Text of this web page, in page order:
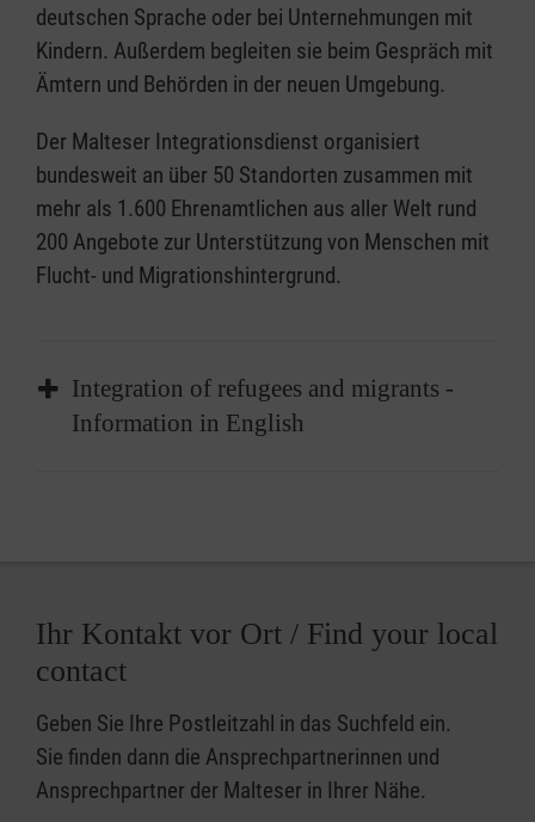
deutschen Sprache oder bei Unternehmungen mit
Kindern. Außerdem begleiten sie beim Gespräch mit
Ämtern und Behörden in der neuen Umgebung.
Der Malteser Integrationsdienst organisiert
bundesweit an über 50 Standorten zusammen mit
mehr als 1.600 Ehrenamtlichen aus aller Welt rund
200 Angebote zur Unterstützung von Menschen mit
Flucht- und Migrationshintergrund.
Integration of refugees and migrants -
Information in English
Our volunteers support refugees in arriving in
Germany, managing their lives independently
support in various aspects of daily life, such
as finding a suitable school, childcare or
learning the German language. They also
Ihr Kontakt vor Ort / Find your local
contact
Geben Sie Ihre Postleitzahl in das Suchfeld ein.
Sie finden dann die Ansprechpartnerinnen und
Ansprechpartner der Malteser in Ihrer Nähe.